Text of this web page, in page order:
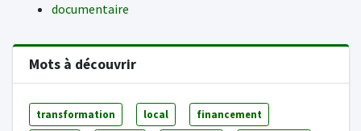
documentaire
Mots à découvrir
transformation local financement